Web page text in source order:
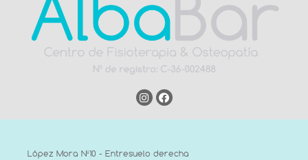
López Mora Nº10 - Entresuelo derecha